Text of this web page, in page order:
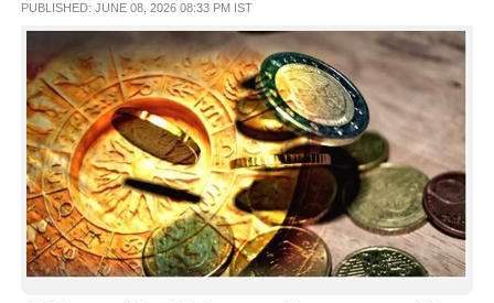
LIFESTYLE
SPIRITUAL
INFO+
ART
ASTRO
PUBLISHED: JUNE 08, 2026 08:33 PM IST